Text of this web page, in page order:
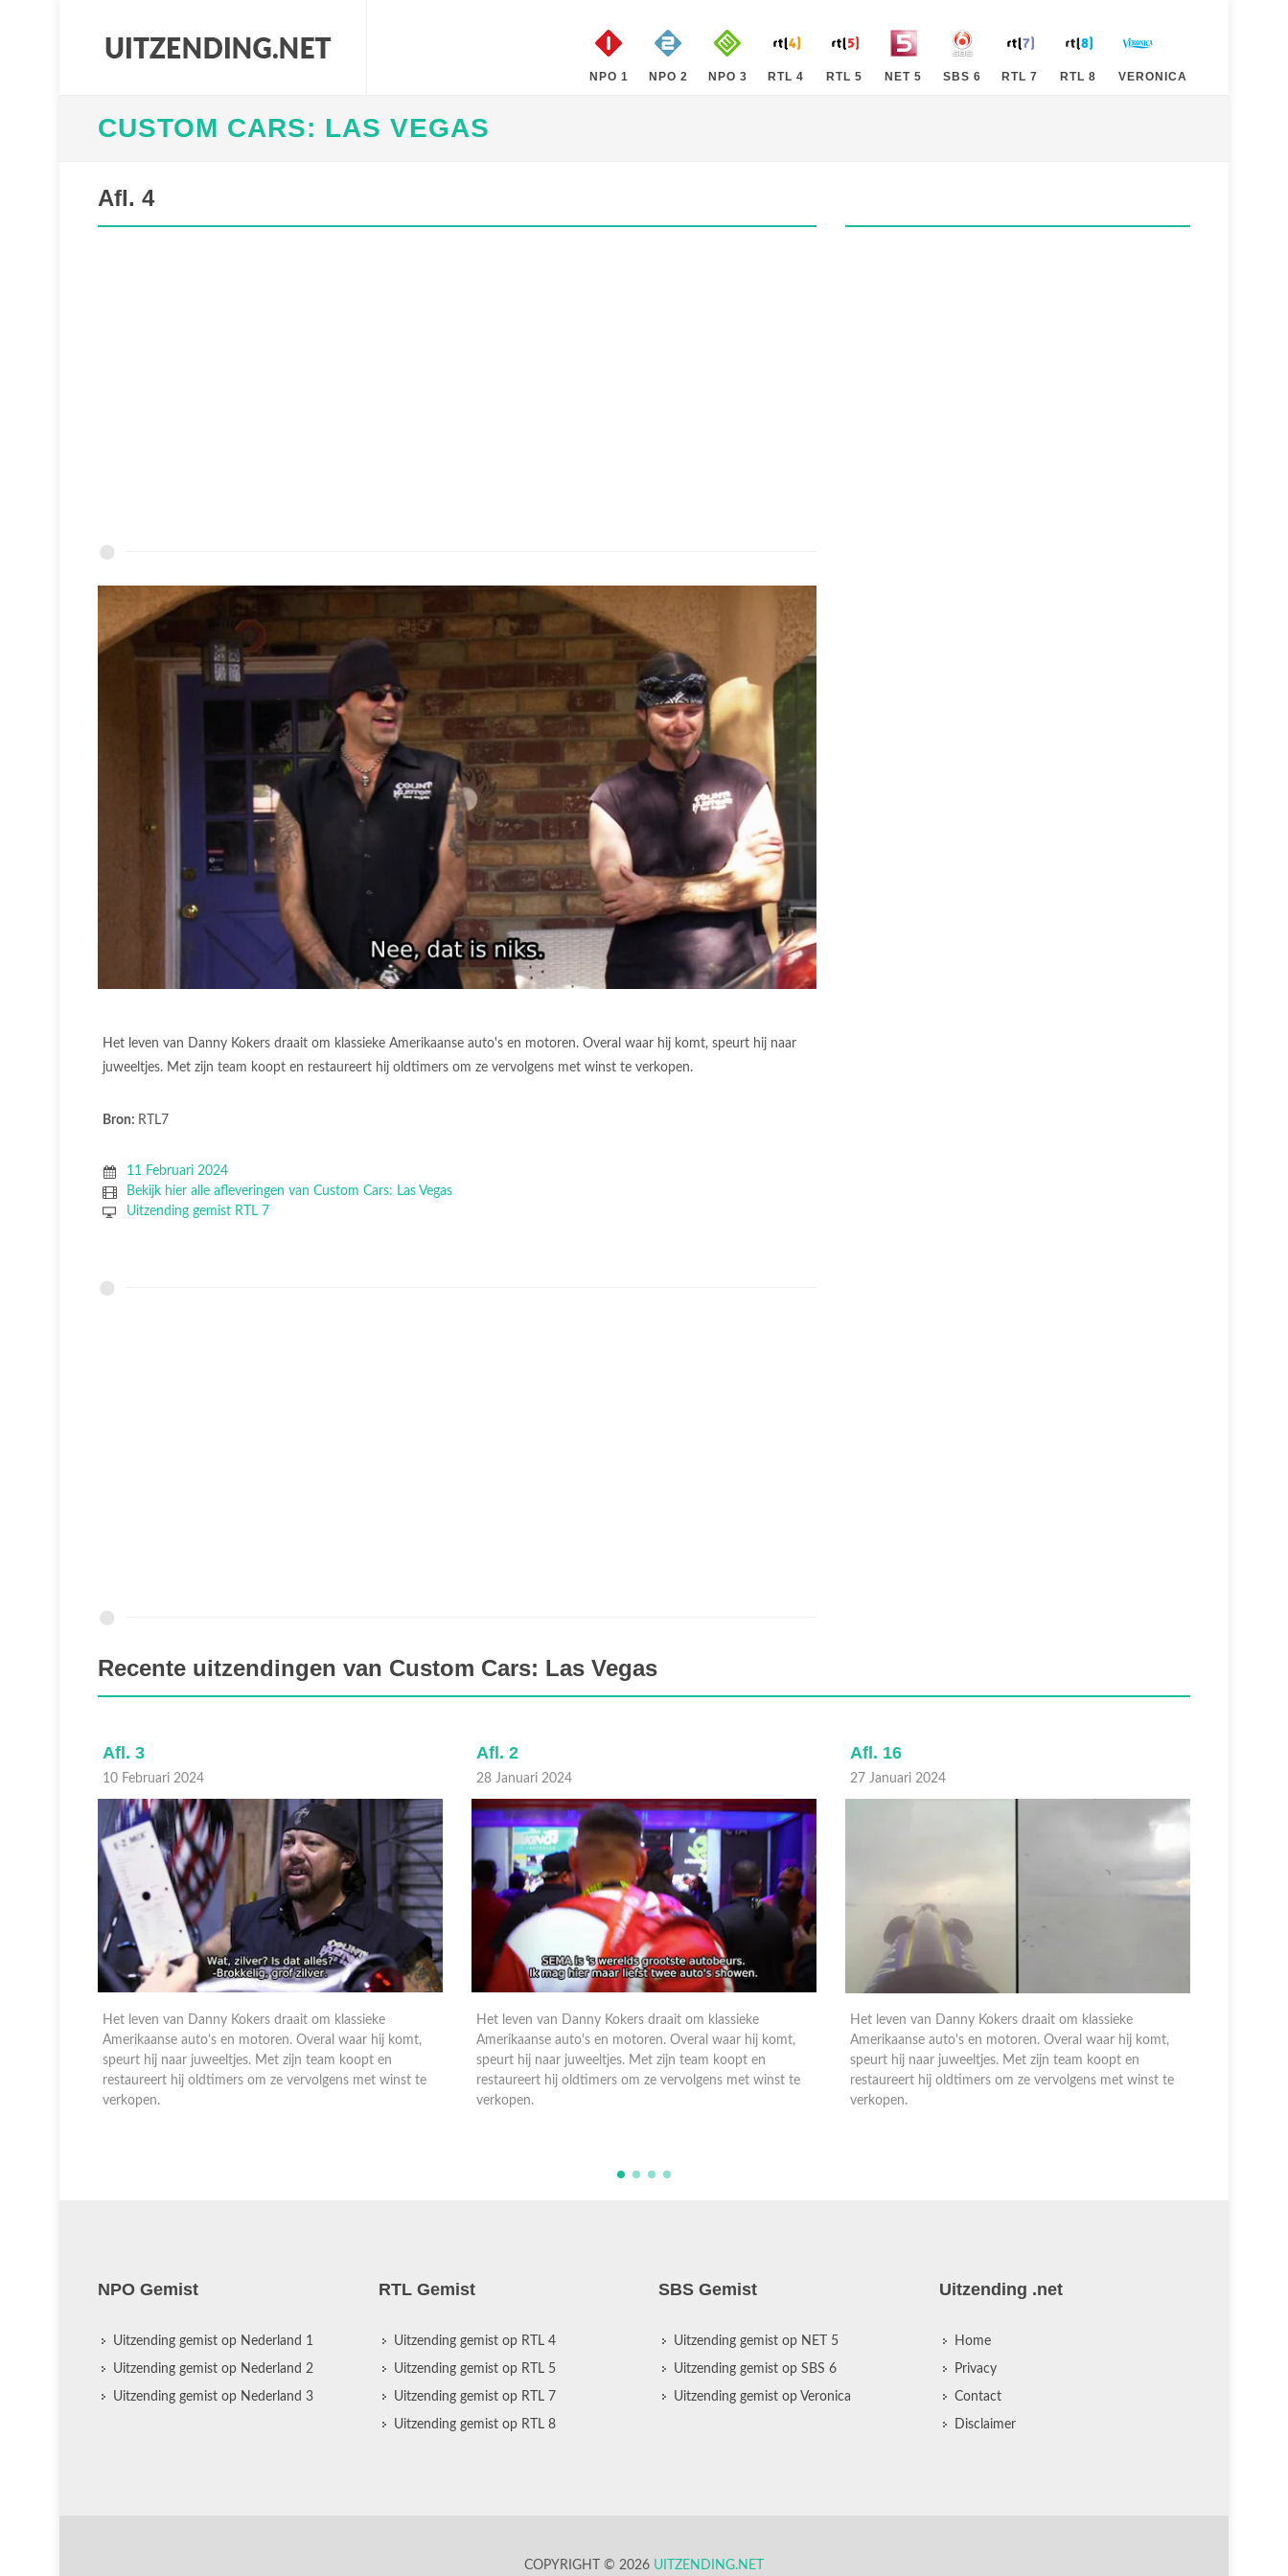
NPO 1 NPO 2 NPO 3 RTL 4 RTL 5 NET 5 SBS 6 RTL 7 RTL 8 VERONICA
CUSTOM CARS: LAS VEGAS
Afl. 4
Het leven van Danny Kokers draait om klassieke Amerikaanse auto's en motoren. Overal waar hij komt, speurt hij naar
juweeltjes. Met zijn team koopt en restaureert hij oldtimers om ze vervolgens met winst te verkopen.
Bron: RTL7
11 Februari 2024
Bekijk hier alle afleveringen van Custom Cars: Las Vegas
Uitzending gemist RTL 7
Recente uitzendingen van Custom Cars: Las Vegas
Afl. 3
10 Februari 2024
Het leven van Danny Kokers draait om klassieke
Amerikaanse auto's en motoren. Overal waar hij komt,
speurt hij naar juweeltjes. Met zijn team koopt en
restaureert hij oldtimers om ze vervolgens met winst te
verkopen.
Afl. 2
28 Januari 2024
Het leven van Danny Kokers draait om klassieke
Amerikaanse auto's en motoren. Overal waar hij komt,
speurt hij naar juweeltjes. Met zijn team koopt en
restaureert hij oldtimers om ze vervolgens met winst te
verkopen.
Afl. 16
27 Januari 2024
Het leven van Danny Kokers draait om klassieke
Amerikaanse auto's en motoren. Overal waar hij komt,
speurt hij naar juweeltjes. Met zijn team koopt en
restaureert hij oldtimers om ze vervolgens met winst te
verkopen.
NPO Gemist
Uitzending gemist op Nederland 1
Uitzending gemist op Nederland 2
Uitzending gemist op Nederland 3
RTL Gemist
Uitzending gemist op RTL 4
Uitzending gemist op RTL 5
Uitzending gemist op RTL 7
Uitzending gemist op RTL 8
SBS Gemist
Uitzending gemist op NET 5
Uitzending gemist op SBS 6
Uitzending gemist op Veronica
Uitzending .net
Home
Privacy
Contact
Disclaimer
COPYRIGHT © 2026 UITZENDING.NET